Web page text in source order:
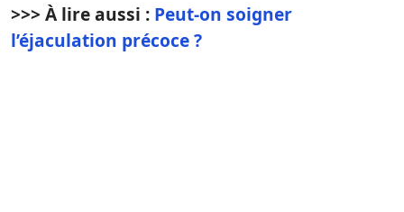
>>> À lire aussi : Peut-on soigner
l’éjaculation précoce ?